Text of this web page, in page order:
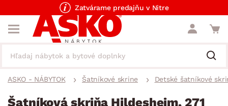
Zatvárame predajňu v Nitre
ASKO - NÁBYTOK Šatníkové skrine Detské šatníkové
Šatníková skriňa Hildesheim, 271